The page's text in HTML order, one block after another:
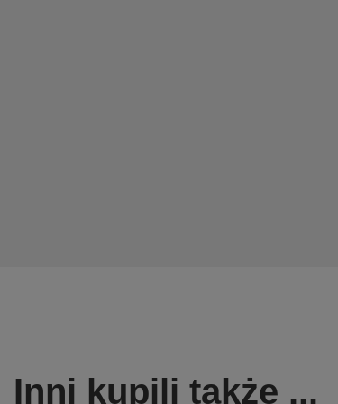
Inni kupili także ...